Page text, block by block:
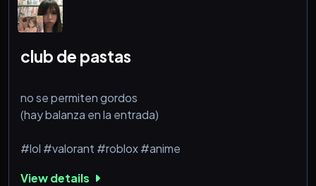
club de pastas
no se permiten gordos
(hay balanza en la entrada)
#lol #valorant #roblox #anime
View details